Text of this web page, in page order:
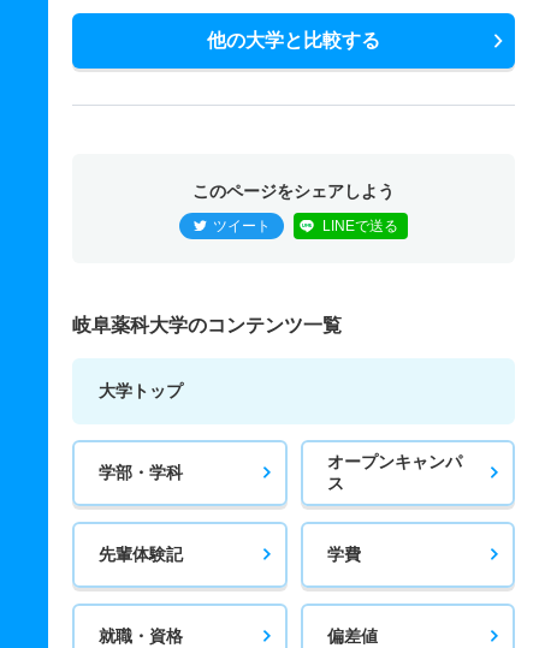
他の大学と比較する
このページをシェアしよう
ツイート LINEで送る
岐阜薬科大学のコンテンツ一覧
大学トップ
学部・学科
オープンキャンパ
ス
先輩体験記 学費
就職・資格 偏差値